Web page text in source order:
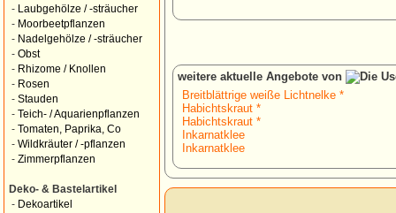
-
Laubgehölze / -sträucher
- Moorbeetpflanzen
- Nadelgehölze / -sträucher
- Obst
- Rhizome / Knollen
- Rosen
- Stauden
- Teich- / Aquarienpflanzen
- Tomaten, Paprika, Co
- Wildkräuter / -pflanzen
- Zimmerpflanzen
Deko- & Bastelartikel
- Dekoartikel
weitere aktuelle Angebote von
Breitblättrige weiße Lichtnelke *
Habichtskraut *
Habichtskraut *
Inkarnatklee
Inkarnatklee